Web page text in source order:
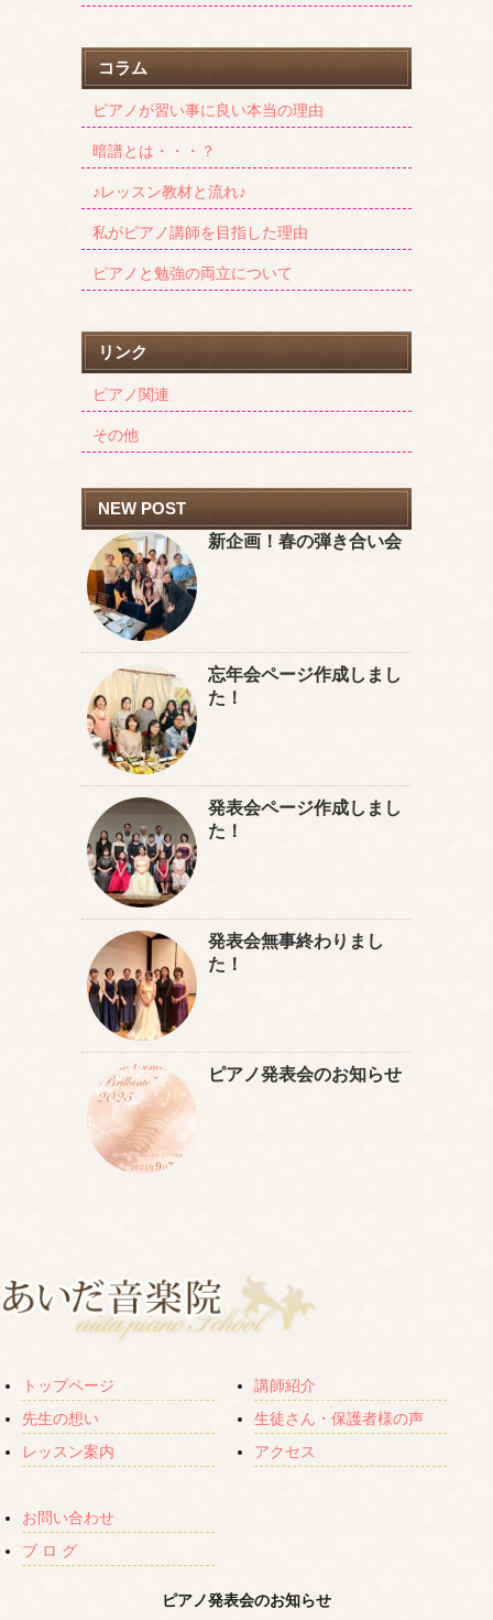
コラム
ピアノが習い事に良い本当の理由
暗譜とは・・・？
♪レッスン教材と流れ♪
私がピアノ講師を目指した理由
ピアノと勉強の両立について
リンク
ピアノ関連
その他
NEW POST
新企画！春の弾き合い会
忘年会ページ作成しまし
た！
発表会ページ作成しまし
た！
発表会無事終わりまし
た！
ピアノ発表会のお知らせ
トップページ
先生の想い
レッスン案内
講師紹介
生徒さん・保護者様の声
アクセス
お問い合わせ
ブ ロ グ
ピアノ発表会のお知らせ